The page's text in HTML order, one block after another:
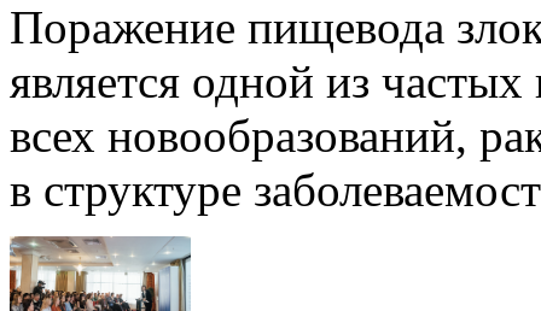
Поражение пищевода
является одной из
всех новообразований,
в структуре